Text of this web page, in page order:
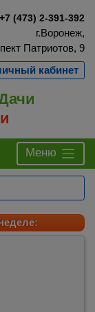
+7 (473) 2-391-392
г.Воронеж,
Патриотов, 9
кабинет
Меню